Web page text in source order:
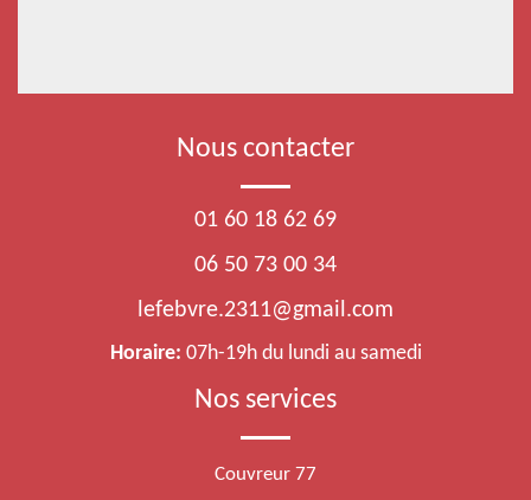
Nous contacter
01 60 18 62 69
06 50 73 00 34
lefebvre.2311@gmail.com
Horaire: 07h-19h du lundi au samedi
Nos services
Couvreur 77